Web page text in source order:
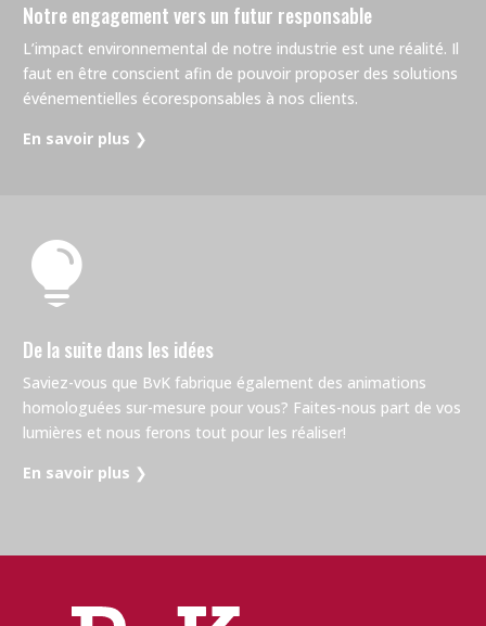
Notre engagement vers un futur responsable
L’impact environnemental de notre industrie est une réalité. Il
faut en être conscient afin de pouvoir proposer des solutions
événementielles écoresponsables à nos clients.
En savoir plus ❯

De la suite dans les idées
Saviez-vous que BvK fabrique également des animations
homologuées sur-mesure pour vous? Faites-nous part de vos
lumières et nous ferons tout pour les réaliser!
En savoir plus ❯